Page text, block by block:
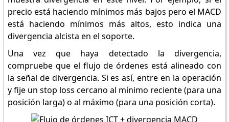
precio está haciendo mínimos más bajos pero el MACD
está haciendo mínimos más altos, esto indica una
divergencia alcista en el soporte.
Una vez que haya detectado la divergencia,
compruebe que el flujo de órdenes está alineado con
la señal de divergencia. Si es así, entre en la operación
y fije un stop loss cercano al mínimo reciente (para una
posición larga) o al máximo (para una posición corta).